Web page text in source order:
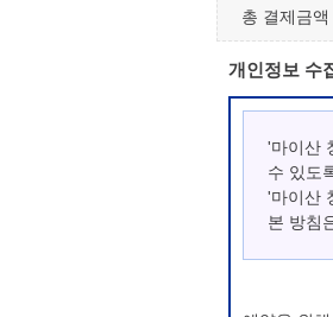
총 결제금액
개인정보 수
'마이산
수 있도
'마이산
본 방침